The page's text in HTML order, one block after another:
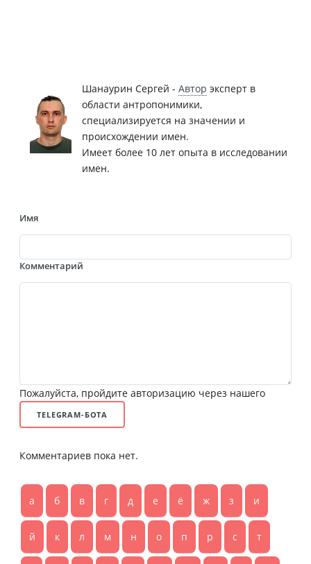
Шанаурин Сергей - Автор эксперт в
области антропонимики,
специализируется на значении и
происхождении имен.
Имеет более 10 лет опыта в исследовании
имен.
Имя
Комментарий
Пожалуйста, пройдите авторизацию через нашего
TELEGRAM-БОТА
Комментариев пока нет.
а б в г д е ё ж з и
й к л м н о п р с т